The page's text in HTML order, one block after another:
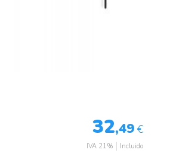
32,49 €
IVA 21% Incluido